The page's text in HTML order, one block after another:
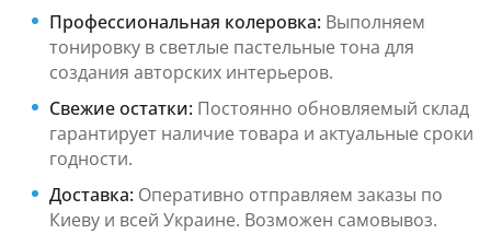
Профессиональная колеровка: Выполняем
тонировку в светлые пастельные тона для
создания авторских интерьеров.
Свежие остатки: Постоянно обновляемый склад
гарантирует наличие товара и актуальные сроки
годности.
Доставка: Оперативно отправляем заказы по
Киеву и всей Украине. Возможен самовывоз.